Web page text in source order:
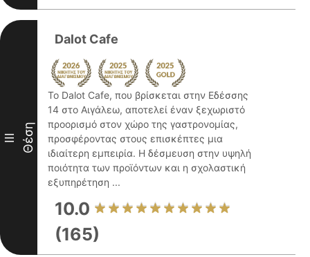
III Θέση
Dalot Cafe
Το Dalot Cafe, που βρίσκεται στην Εδέσσης
14 στο Αιγάλεω, αποτελεί έναν ξεχωριστό
προορισμό στον χώρο της γαστρονομίας,
προσφέροντας στους επισκέπτες μια
ιδιαίτερη εμπειρία. Η δέσμευση στην υψηλή
ποιότητα των προϊόντων και η σχολαστική
εξυπηρέτηση ...
10.0
(165)